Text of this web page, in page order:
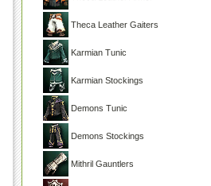
Theca Leather Gaiters
Karmian Tunic
Karmian Stockings
Demons Tunic
Demons Stockings
Mithril Gauntlers